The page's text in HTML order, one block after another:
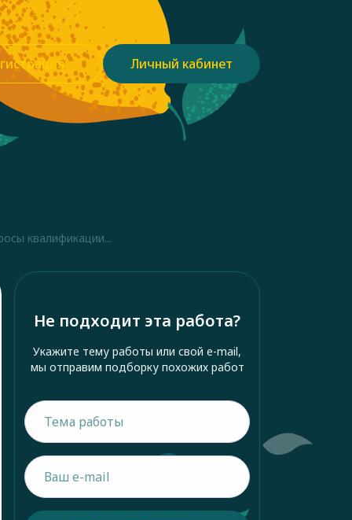
Личный кабинет
квалификации...
Не подходит эта работа?
Укажите тему работы или свой e-mail,
мы отправим подборку похожих работ